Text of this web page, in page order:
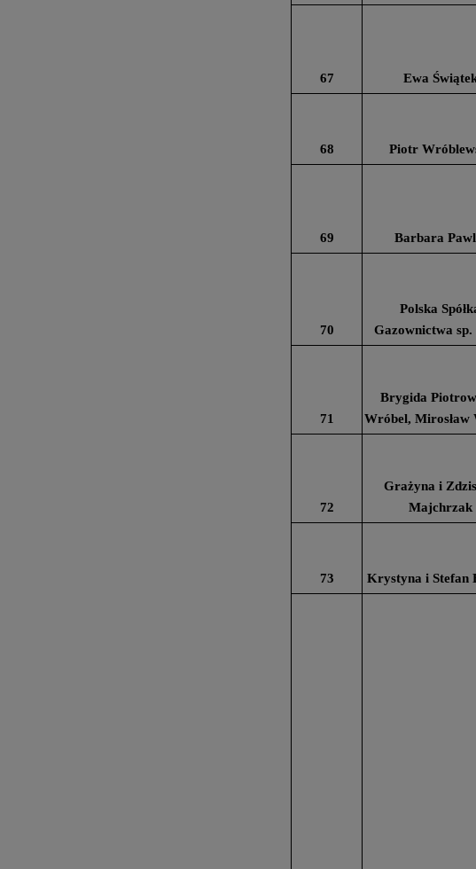
67 Ewa
68 Piotr
69 Barbara
70
Polska
Gazownictwa sp.
71
Brygida
Wróbel, Mirosław
72
Grażyna i
Majchrzak
73 Krystyna i Stefan